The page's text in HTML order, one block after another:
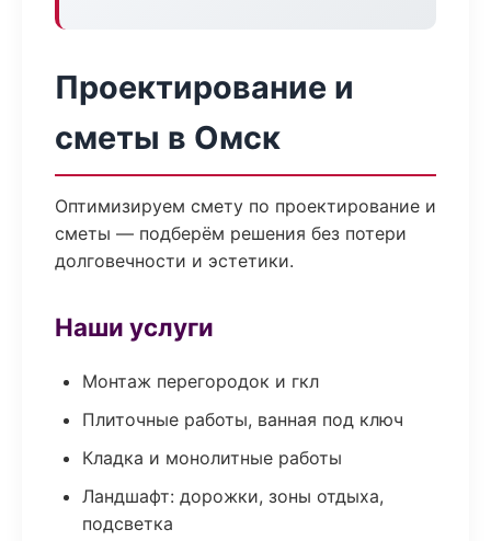
Проектирование и
сметы в Омск
Оптимизируем смету по проектирование и
сметы — подберём решения без потери
долговечности и эстетики.
Наши услуги
Монтаж перегородок и гкл
Плиточные работы, ванная под ключ
Кладка и монолитные работы
Ландшафт: дорожки, зоны отдыха,
подсветка